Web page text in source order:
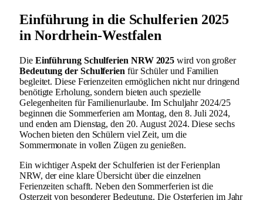
Einführung in die Schulferien 2025
in Nordrhein-Westfalen
Die Einführung Schulferien NRW 2025 wird von großer
Bedeutung der Schulferien für Schüler und Familien
begleitet. Diese Ferienzeiten ermöglichen nicht nur dringend
benötigte Erholung, sondern bieten auch spezielle
Gelegenheiten für Familienurlaube. Im Schuljahr 2024/25
beginnen die Sommerferien am Montag, den 8. Juli 2024,
und enden am Dienstag, den 20. August 2024. Diese sechs
Wochen bieten den Schülern viel Zeit, um die
Sommermonate in vollen Zügen zu genießen.
Ein wichtiger Aspekt der Schulferien ist der Ferienplan
NRW, der eine klare Übersicht über die einzelnen
Ferienzeiten schafft. Neben den Sommerferien ist die
Osterzeit von besonderer Bedeutung. Die Osterferien im Jahr